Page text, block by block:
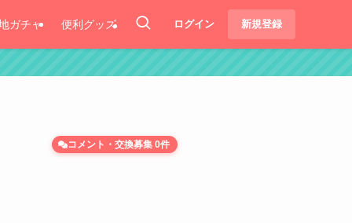
ガチャ 便利グッズ ログイン 新規登録
コメント・交換募集 0件